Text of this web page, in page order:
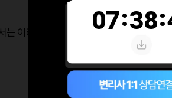
이러한 진보성에 대한 거절이유를 면밀